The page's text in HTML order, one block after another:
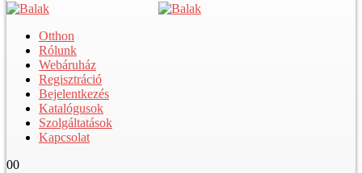
Otthon
Rólunk
Webáruház
Regisztráció
Bejelentkezés
Katalógusok
Szolgáltatások
Kapcsolat
00